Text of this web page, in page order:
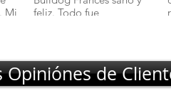
Mi
feliz. Todo fue
Opiniónes de